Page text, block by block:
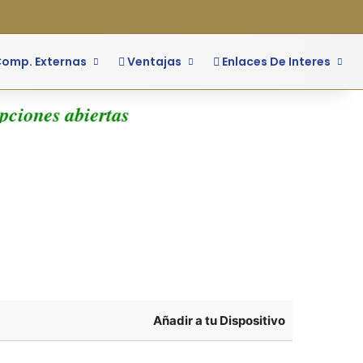
Externas Ventajas Enlaces De Interes
abiertas
Añadir a tu Dispositivo